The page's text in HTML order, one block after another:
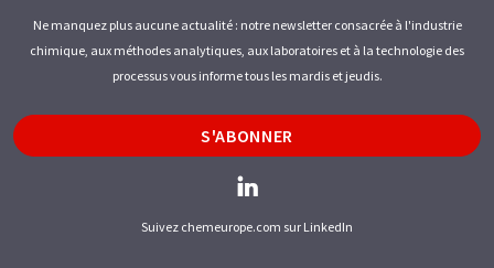
Ne manquez plus aucune actualité : notre newsletter consacrée à l'industrie
chimique, aux méthodes analytiques, aux laboratoires et à la technologie des
processus vous informe tous les mardis et jeudis.
S'ABONNER
Suivez chemeurope.com sur LinkedIn